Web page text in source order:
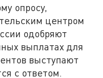
опросу,
центром
одобряют
выплатах для
выступают
с ответом.